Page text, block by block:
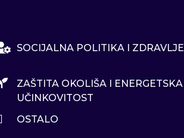
SOCIJALNA POLITIKA I ZDRAVLJE
ZAŠTITA OKOLIŠA I ENERGETSKA
UČINKOVITOST
OSTALO